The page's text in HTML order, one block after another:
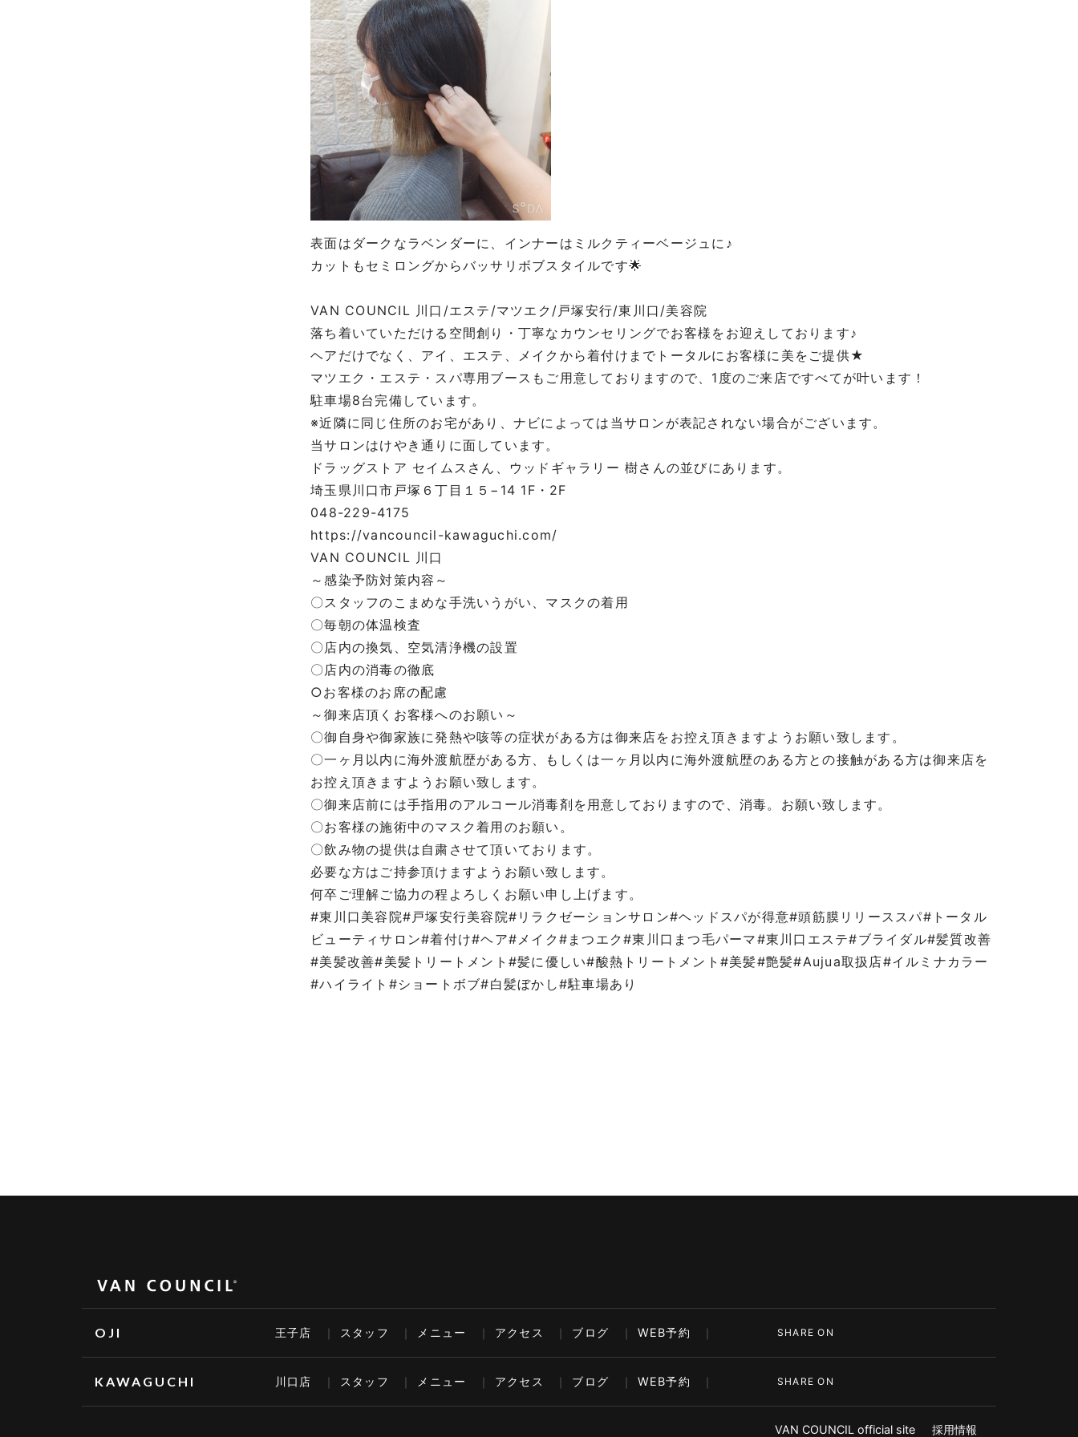
表面はダークなラベンダーに、インナーはミルクティーベージュに♪
カットもセミロングからバッサリボブスタイルです🌟
VAN COUNCIL 川口/エステ/マツエク/戸塚安行/東川口/美容院
落ち着いていただける空間創り・丁寧なカウンセリングでお客様をお迎えしております♪
ヘアだけでなく、アイ、エステ、メイクから着付けまでトータルにお客様に美をご提供★
マツエク・エステ・スパ専用ブースもご用意しておりますので、1度のご来店ですべてが叶います！
駐車場8台完備しています。
※近隣に同じ住所のお宅があり、ナビによっては当サロンが表記されない場合がございます。
当サロンはけやき通りに面しています。
ドラッグストア セイムスさん、ウッドギャラリー 樹さんの並びにあります。
埼玉県川口市戸塚６丁目１５−14 1F・2F
048-229-4175
https://vancouncil-kawaguchi.com/
VAN COUNCIL 川口
～感染予防対策内容～
〇スタッフのこまめな手洗いうがい、マスクの着用
〇毎朝の体温検査
〇店内の換気、空気清浄機の設置
〇店内の消毒の徹底
○お客様のお席の配慮
～御来店頂くお客様へのお願い～
〇御自身や御家族に発熱や咳等の症状がある方は御来店をお控え頂きますようお願い致します。
〇一ヶ月以内に海外渡航歴がある方、もしくは一ヶ月以内に海外渡航歴のある方との接触がある方は御来店を
お控え頂きますようお願い致します。
〇御来店前には手指用のアルコール消毒剤を用意しておりますので、消毒。お願い致します。
〇お客様の施術中のマスク着用のお願い。
〇飲み物の提供は自粛させて頂いております。
必要な方はご持参頂けますようお願い致します。
何卒ご理解ご協力の程よろしくお願い申し上げます。
#東川口美容院#戸塚安行美容院#リラクゼーションサロン#ヘッドスパが得意#頭筋膜リリーススパ#トータル
ビューティサロン#着付け#ヘア#メイク#まつエク#東川口まつ毛パーマ#東川口エステ#ブライダル#髪質改善
#美髪改善#美髪トリートメント#髪に優しい#酸熱トリートメント#美髪#艶髪#Aujua取扱店#イルミナカラー
#ハイライト#ショートボブ#白髪ぼかし#駐車場あり
OJI 王子店 スタッフ メニュー アクセス ブログ WEB予約 SHARE ON
KAWAGUCHI 川口店 スタッフ メニュー アクセス ブログ WEB予約 SHARE ON
VAN COUNCIL official site 採用情報